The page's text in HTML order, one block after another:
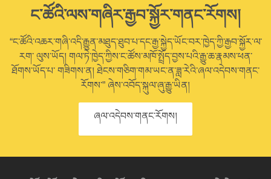
ང་ཚོའི་ལས་གཞིར་རྒྱབ་སྐྱོར་གནང་རོགས།
“ང་ཚོའི་འཆར་གཞི་འདི་རྒྱུན་མཐུད་ཐུབ་པ་དང་རྒྱ་སྐྱེད་ཡོང་བར་ཁྱེད་ཀྱི་རྒྱབ་སྐྱོར་ལ་
རག་ ལུས་ཡོད། གལ་ཏེ་ཁྱེད་ཀྱིས་ང་ཚོས་མཁོ་སྤྲོད་བྱས་པའི་རྒྱུ་ཆ་རྣམས་ཕན་
ཐོགས་ཡོད་པ་ གཟིགས་ན། ཐེངས་གཅིག་གམ་ཡང་ན་ཟླ་རེའི་ཞལ་འདེབས་གནང་
རོགས་” ཞེས་འབོད་སྐུལ་ཞུ་རྒྱུ་ཡིན།
ཞལ་འདེབས་གནང་རོགས།